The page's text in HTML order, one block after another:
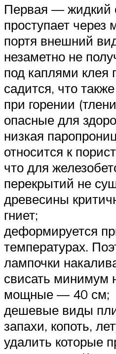
Первая — жидкий
проступает через
портя внешний
незаметно не
под каплями клея
садится, что
при горении
опасные для
низкая
относится к
что для
перекрытий не
древесины
гниет;
деформируется
температурах.
лампочки
свисать минимум
мощные — 40 см;
дешевые виды
запахи, копоть,
удалить которые